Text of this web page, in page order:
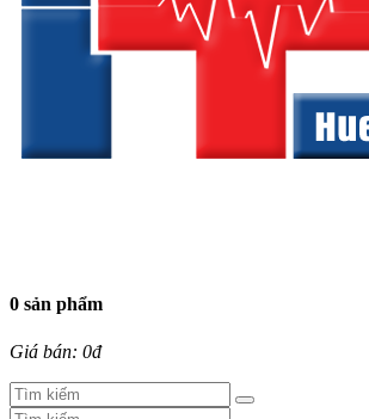
0 sản phẩm
Giá bán: 0đ